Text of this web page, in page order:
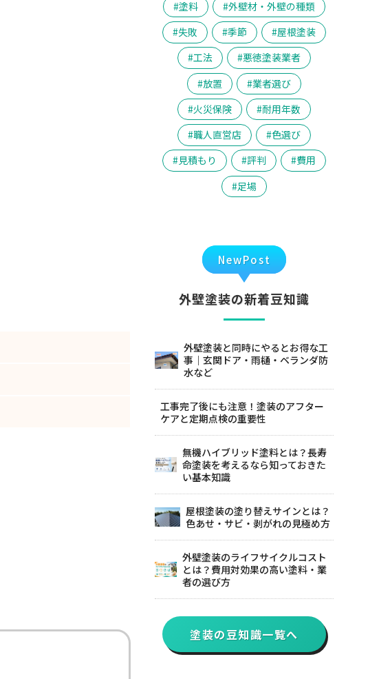
塗料
外壁材・外壁の種類
失敗
季節
屋根塗装
工法
悪徳塗装業者
放置
業者選び
火災保険
耐用年数
職人直営店
色選び
見積もり
評判
費用
足場
NewPost
外壁塗装の新着豆知識
外壁塗装と同時にやるとお得な工
事｜玄関ドア・雨樋・ベランダ防
水など
工事完了後にも注意！塗装のアフター
ケアと定期点検の重要性
無機ハイブリッド塗料とは？長寿
命塗装を考えるなら知っておきた
い基本知識
屋根塗装の塗り替えサインとは？
色あせ・サビ・剥がれの見極め方
外壁塗装のライフサイクルコスト
とは？費用対効果の高い塗料・業
者の選び方
塗装の豆知識一覧へ